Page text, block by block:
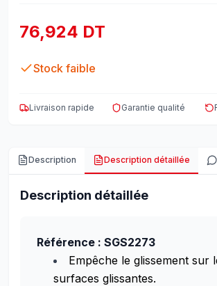
76,924 DT
Stock faible
Livraison rapide Garantie qualité
Description Description détaillée
Description détaillée
Référence : SGS2273
Empêche le glissement sur
surfaces glissantes.